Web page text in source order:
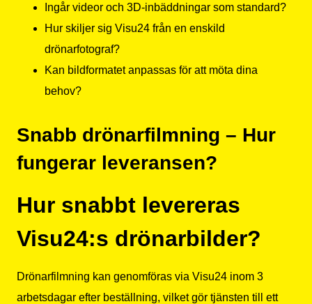
Ingår videor och 3D-inbäddningar som standard?
Hur skiljer sig Visu24 från en enskild
drönarfotograf?
Kan bildformatet anpassas för att möta dina
behov?
Snabb drönarfilmning – Hur
fungerar leveransen?
Hur snabbt levereras
Visu24:s drönarbilder?
Drönarfilmning kan genomföras via Visu24 inom 3
arbetsdagar efter beställning, vilket gör tjänsten till ett